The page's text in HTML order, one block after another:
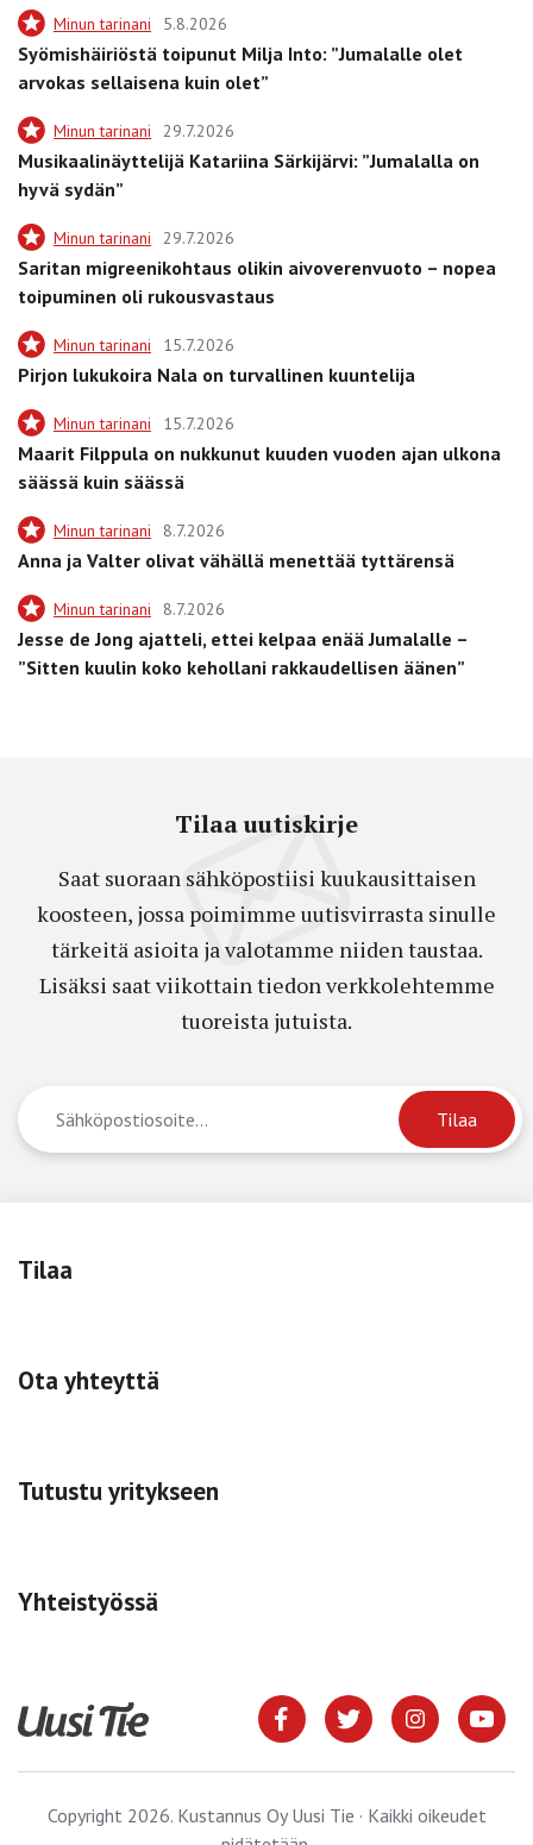
Minun tarinani 5.8.2026
Syömishäiriöstä toipunut Milja Into: ”Jumalalle olet
arvokas sellaisena kuin olet”
Minun tarinani 29.7.2026
Musikaalinäyttelijä Katariina Särkijärvi: ”Jumalalla on
hyvä sydän”
Minun tarinani 29.7.2026
Saritan migreenikohtaus olikin aivoverenvuoto – nopea
toipuminen oli rukousvastaus
Minun tarinani 15.7.2026
Pirjon lukukoira Nala on turvallinen kuuntelija
Minun tarinani 15.7.2026
Maarit Filppula on nukkunut kuuden vuoden ajan ulkona
säässä kuin säässä
Minun tarinani 8.7.2026
Anna ja Valter olivat vähällä menettää tyttärensä
Minun tarinani 8.7.2026
Jesse de Jong ajatteli, ettei kelpaa enää Jumalalle –
”Sitten kuulin koko kehollani rakkaudellisen äänen”
Tilaa uutiskirje
Saat suoraan sähköpostiisi kuukausittaisen
koosteen, jossa poimimme uutisvirrasta sinulle
tärkeitä asioita ja valotamme niiden taustaa.
Lisäksi saat viikottain tiedon verkkolehtemme
tuoreista jutuista.
Tilaa
Ota yhteyttä
Tutustu yritykseen
Yhteistyössä
Copyright 2026. Kustannus Oy Uusi Tie · Kaikki oikeudet